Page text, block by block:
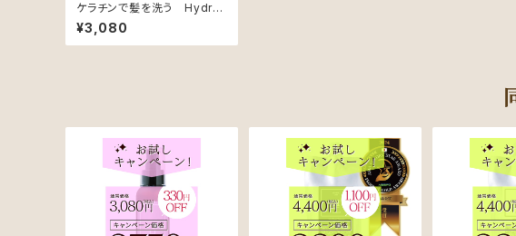
ケラチンで髪を洗う Hydro
Care Treatment（アップル&
ジャスミンの香り）【ハリコシ
ケア用】
¥3,080